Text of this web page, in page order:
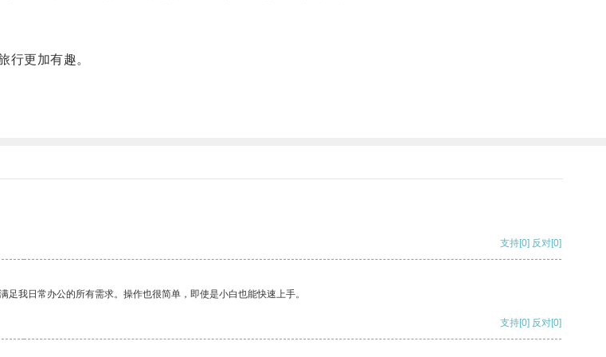
更加有趣。
支持[0] 反对[0]
我日常办公的所有需求。操作也很简单，即使是小白也能快速上手。
支持[0] 反对[0]